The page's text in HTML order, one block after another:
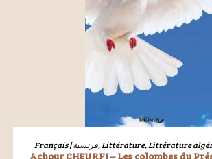
LIRE LA SUITE Français | فرنسية,Littérature,Littérature
Achour CHEURFI – Les colombes du